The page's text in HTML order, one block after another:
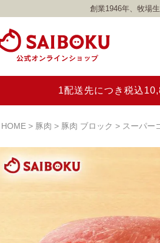
創業1946年、牧場
1配送先につき税込
HOME 豚肉 豚肉 ブロック スーパー